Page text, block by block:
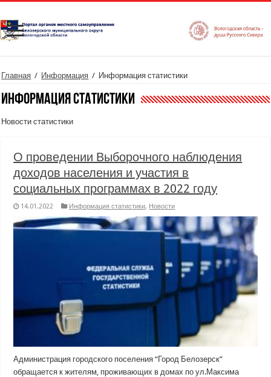
Главная / Информация / Информация статистики
Информация статистики
Новости статистики
О проведении Выборочного наблюдения
доходов населения и участия в
социальных программах в 2022 году
14.01.2022 Информация статистики, Новости
Администрация городского поселения “Город Белозерск”
обращается к жителям, проживающих в домах по ул.Максима